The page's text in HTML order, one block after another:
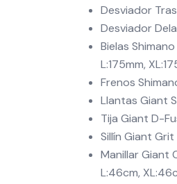
Desviador
Desviador
Bielas
L:175mm,
Frenos
Llantas Giant
Tija Giant D-
Sillín Giant Grit
Manillar Giant
L:46cm,